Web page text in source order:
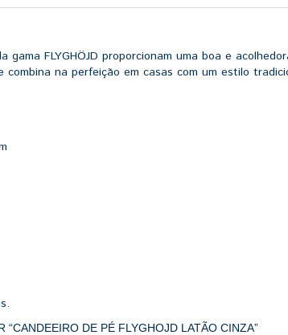
gama FLYGHÖJD proporcionam uma boa e
combina na perfeição em casas com um estilo
“CANDEEIRO DE PÉ FLYGHOJD LATÃO CINZA”